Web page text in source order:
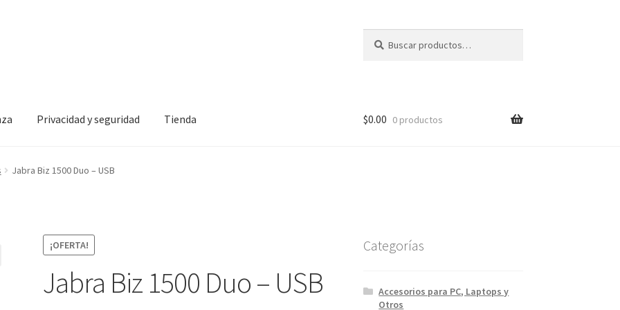
por:
Privacidad y seguridad Tienda
y seguridadTienda
$0.00 0 productos
Jabra Biz 1500 Duo – USB
¡OFERTA!
Jabra Biz 1500 Duo – USB
Categorías
Accesorios para PC, Laptops y
Otros